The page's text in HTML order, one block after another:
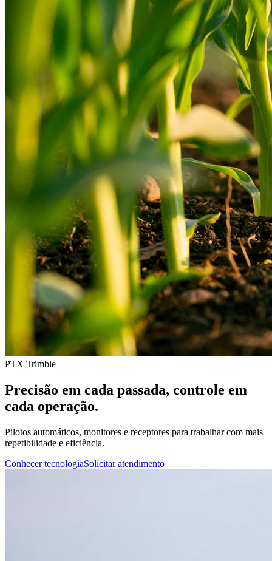
PTX Trimble
Precisão em cada passada, controle em
cada operação.
Pilotos automáticos, monitores e receptores para trabalhar com mais
repetibilidade e eficiência.
Conhecer tecnologiaSolicitar atendimento